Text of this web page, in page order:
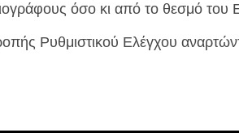
όσο κι από το θεσμό του
Ρυθμιστικού Ελέγχου